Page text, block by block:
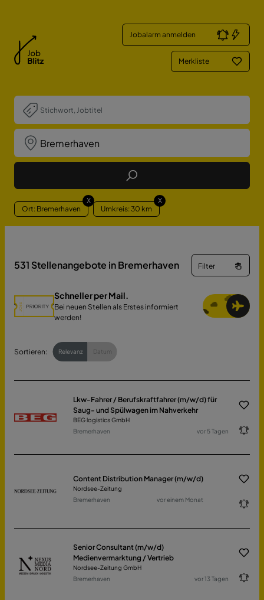
Jobalarm anmelden
Merkliste
Job Finden
Ort: Bremerhaven
X
Umkreis: 30 km
X
531 Stellenangebote in Bremerhaven Filter
Schneller per Mail.
Bei neuen Stellen als Erstes informiert
werden!
Sortieren: Relevanz Datum
Lkw-Fahrer / Berufskraftfahrer (m/w/d) für
Saug- und Spülwagen im Nahverkehr
BEG logistics GmbH
Bremerhaven
vor 5 Tagen
Content Distribution Manager (m/w/d)
Nordsee-Zeitung
Bremerhaven
vor einem Monat
Senior Consultant (m/w/d)
Medienvermarktung / Vertrieb
Nordsee-Zeitung GmbH
Bremerhaven
vor 13 Tagen